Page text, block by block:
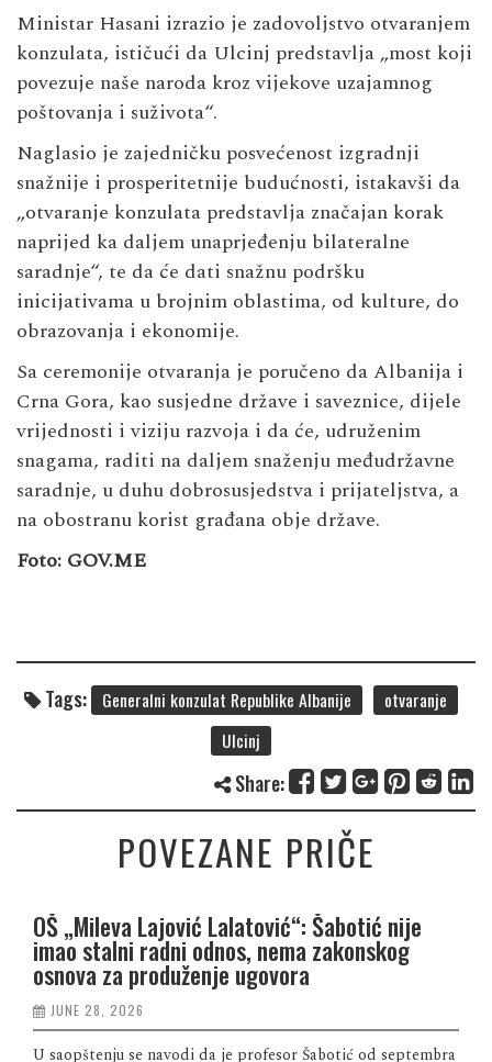
Ministar Hasani izrazio je zadovoljstvo otvaranjem
konzulata, ističući da Ulcinj predstavlja „most koji
povezuje naše naroda kroz vijekove uzajamnog
poštovanja i suživota“.
Naglasio je zajedničku posvećenost izgradnji
snažnije i prosperitetnije budućnosti, istakavši da
„otvaranje konzulata predstavlja značajan korak
naprijed ka daljem unaprjeđenju bilateralne
saradnje“, te da će dati snažnu podršku
inicijativama u brojnim oblastima, od kulture, do
obrazovanja i ekonomije.
Sa ceremonije otvaranja je poručeno da Albanija i
Crna Gora, kao susjedne države i saveznice, dijele
vrijednosti i viziju razvoja i da će, udruženim
snagama, raditi na daljem snaženju međudržavne
saradnje, u duhu dobrosusjedstva i prijateljstva, a
na obostranu korist građana obje države.
Foto: GOV.ME
Tags: Generalni konzulat Republike Albanije
otvaranje
Ulcinj
Share:
POVEZANE PRIČE
OŠ „Mileva Lajović Lalatović“: Šabotić nije
imao stalni radni odnos, nema zakonskog
osnova za produženje ugovora
JUNE 28, 2026
U saopštenju se navodi da je profesor Šabotić od septembra